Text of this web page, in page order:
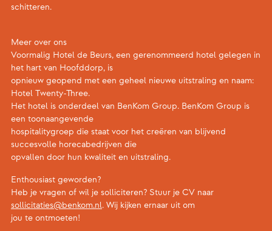
schitteren.
Meer over ons
Voormalig Hotel de Beurs, een gerenommeerd hotel gelegen in
het hart van Hoofddorp, is
opnieuw geopend met een geheel nieuwe uitstraling en naam:
Hotel Twenty-Three.
Het hotel is onderdeel van BenKom Group. BenKom Group is
een toonaangevende
hospitalitygroep die staat voor het creëren van blijvend
succesvolle horecabedrijven die
opvallen door hun kwaliteit en uitstraling.
Enthousiast geworden?
Heb je vragen of wil je solliciteren? Stuur je CV naar
sollicitaties@benkom.nl. Wij kijken ernaar uit om
jou te ontmoeten!